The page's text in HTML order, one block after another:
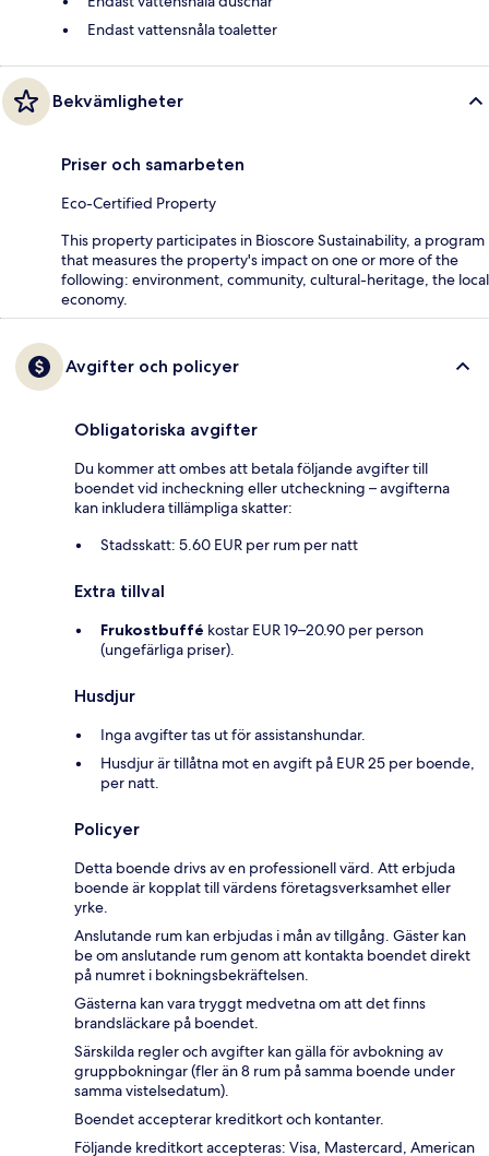
Endast vattensnåla toaletter
Bekvämligheter
Priser och samarbeten
Eco-Certified Property
This property participates in Bioscore Sustainability, a program
that measures the property's impact on one or more of the
following: environment, community, cultural-heritage, the local
economy.
Avgifter och policyer
Obligatoriska avgifter
Du kommer att ombes att betala följande avgifter till
boendet vid incheckning eller utcheckning – avgifterna
kan inkludera tillämpliga skatter:
Stadsskatt: 5.60 EUR per rum per natt
Extra tillval
Frukostbuffé kostar EUR 19–20.90 per person
(ungefärliga priser).
Husdjur
Inga avgifter tas ut för assistanshundar.
Husdjur är tillåtna mot en avgift på EUR 25 per boende,
per natt.
Policyer
Detta boende drivs av en professionell värd. Att erbjuda
boende är kopplat till värdens företagsverksamhet eller
yrke.
Anslutande rum kan erbjudas i mån av tillgång. Gäster kan
be om anslutande rum genom att kontakta boendet direkt
på numret i bokningsbekräftelsen.
Gästerna kan vara tryggt medvetna om att det finns
brandsläckare på boendet.
Särskilda regler och avgifter kan gälla för avbokning av
gruppbokningar (fler än 8 rum på samma boende under
samma vistelsedatum).
Boendet accepterar kreditkort och kontanter.
Följande kreditkort accepteras: Visa, Mastercard, American